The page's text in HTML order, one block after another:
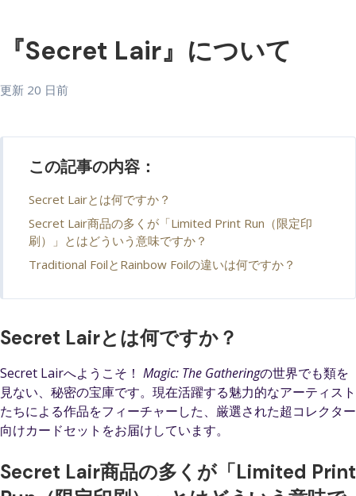
『Secret Lair』について
更新 20 日前
この記事の内容：
Secret Lairとは何ですか？
Secret Lair商品の多くが「Limited Print Run（限定印
刷）」とはどういう意味ですか？
Traditional FoilとRainbow Foilの違いは何ですか？
Secret Lairとは何ですか？
Secret Lairへようこそ！ Magic: The Gatheringの世界でも類を
見ない、秘密の宝庫です。現在活躍する魅力的なアーティスト
たちによる作品をフィーチャーした、厳選された超コレクター
向けカードセットをお届けしています。
Secret Lair商品の多くが「Limited Print